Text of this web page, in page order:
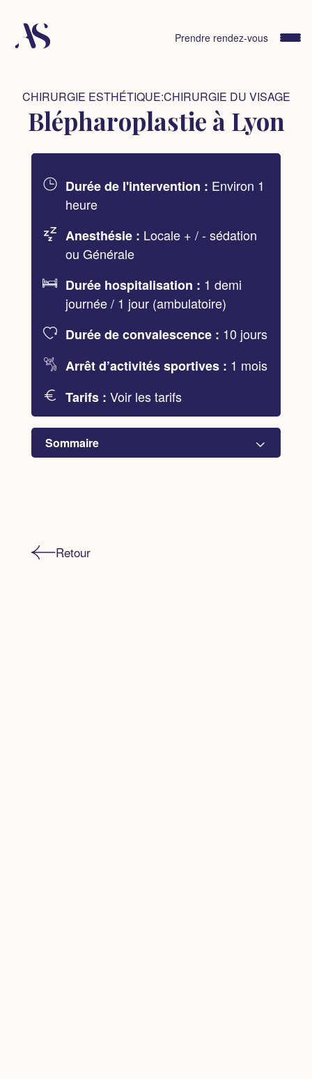
content
Prendre rendez-vous
CHIRURGIE ESTHÉTIQUE:CHIRURGIE DU VISAGE
Blépharoplastie à Lyon
Retour
Sommaire
Avant, pendant, après...
Durée de l'intervention : Environ 1
heure
Anesthésie : Locale + / - sédation
ou Générale
Durée hospitalisation : 1 demi
journée / 1 jour (ambulatoire)
Durée de convalescence : 10 jours
Arrêt d’activités sportives : 1 mois
Tarifs : Voir les tarifs